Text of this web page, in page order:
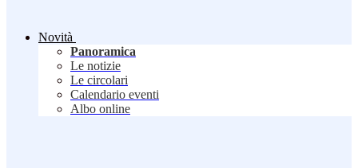
Novità
Panoramica
Le notizie
Le circolari
Calendario eventi
Albo online